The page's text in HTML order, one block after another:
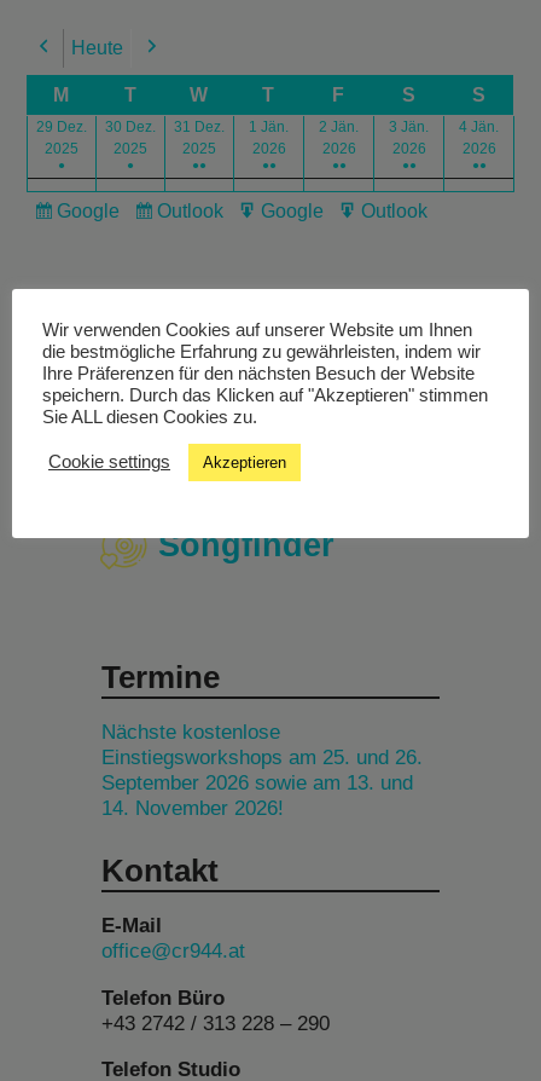
Previous
Heute Next
M T W T F S S
29 Dez.
2025
●
30 Dez.
2025
●
31 Dez.
2025
●●
1 Jän.
2026
●●
2 Jän.
2026
●●
3 Jän.
2026
●●
4 Jän.
2026
●●
Subscribe
Google
Subscribe
Outlook
Export
Google
Export
Outlook
Livestream
Studiochat
Songfinder
Termine
Nächste kostenlose
Einstiegsworkshops am 25. und 26.
September 2026 sowie am 13. und
14. November 2026!
Kontakt
E-Mail
office@cr944.at
Telefon Büro
+43 2742 / 313 228 – 290
Telefon Studio
Wir verwenden Cookies auf unserer Website um Ihnen
die bestmögliche Erfahrung zu gewährleisten, indem wir
Ihre Präferenzen für den nächsten Besuch der Website
speichern. Durch das Klicken auf "Akzeptieren" stimmen
Sie ALL diesen Cookies zu.
Cookie settings Akzeptieren